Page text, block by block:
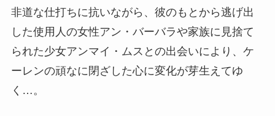
非道な仕打ちに抗いながら、彼のもとから逃げ出
した使用人の女性アン・バーバラや家族に見捨て
られた少女アンマイ・ムスとの出会いにより、ケ
ーレンの頑なに閉ざした心に変化が芽生えてゆ
く…。